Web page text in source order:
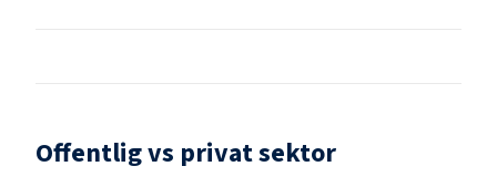
Offentlig vs privat sektor